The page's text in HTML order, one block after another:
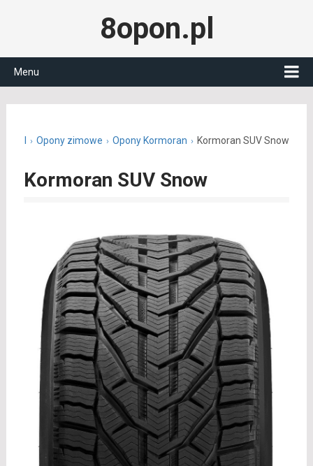
8opon.pl
Menu
Opony zimowe Opony Kormoran Kormoran SUV Snow
Kormoran SUV Snow